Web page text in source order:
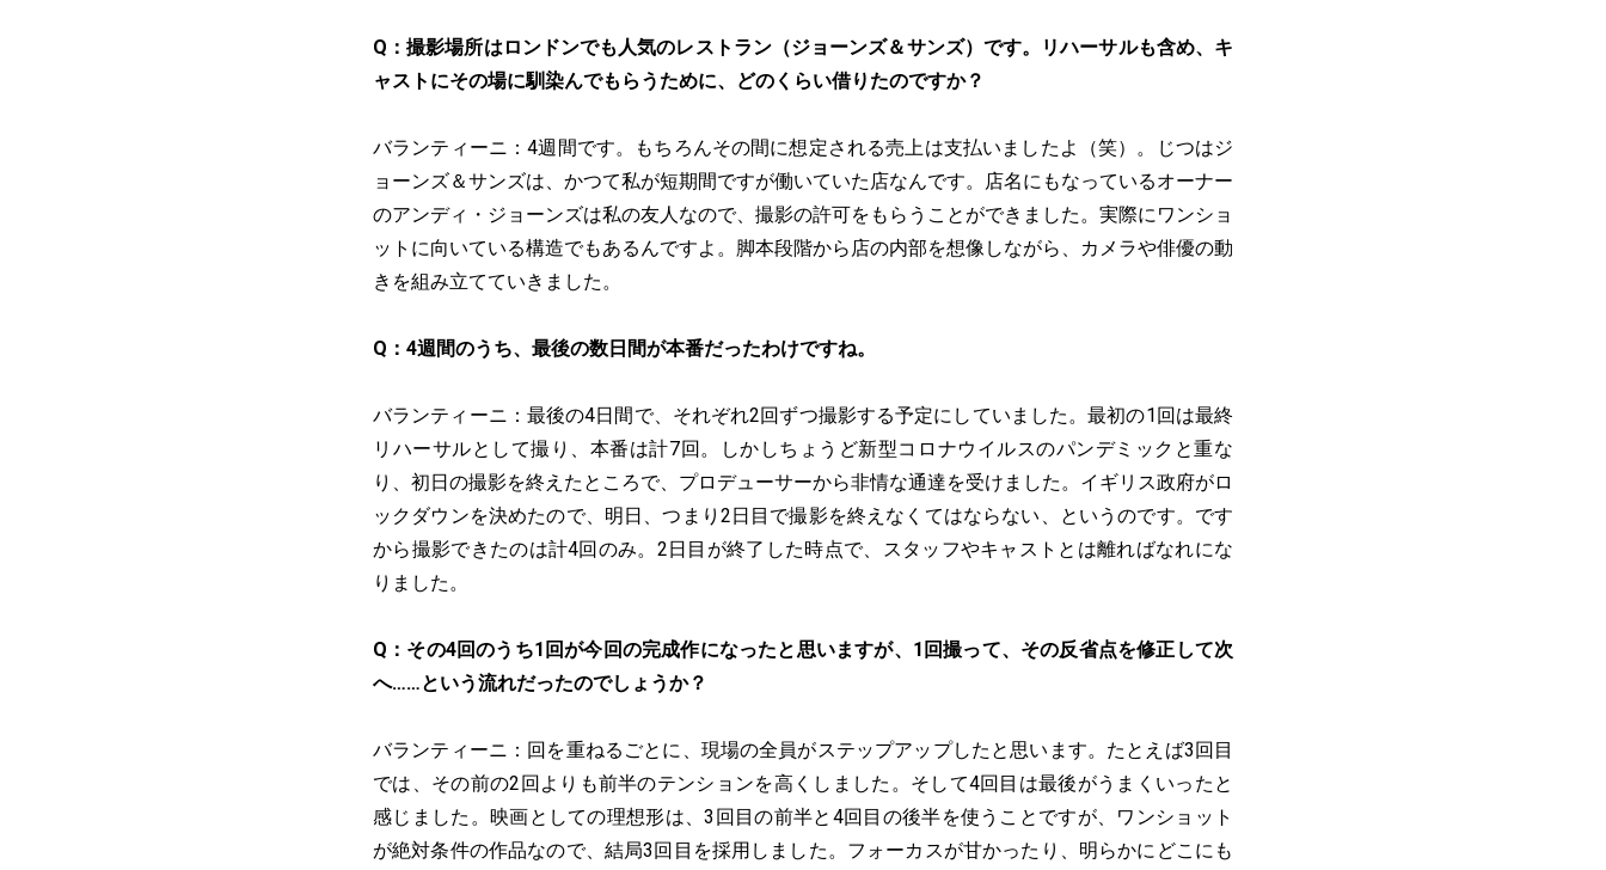
Q：撮影場所はロンドンでも人気のレストラン（ジョーンズ＆サンズ）です。リハーサルも含め、キ
ャストにその場に馴染んでもらうために、どのくらい借りたのですか？
バランティーニ：4週間です。もちろんその間に想定される売上は支払いましたよ（笑）。じつはジ
ョーンズ＆サンズは、かつて私が短期間ですが働いていた店なんです。店名にもなっているオーナー
のアンディ・ジョーンズは私の友人なので、撮影の許可をもらうことができました。実際にワンショ
ットに向いている構造でもあるんですよ。脚本段階から店の内部を想像しながら、カメラや俳優の動
きを組み立てていきました。
Q：4週間のうち、最後の数日間が本番だったわけですね。
バランティーニ：最後の4日間で、それぞれ2回ずつ撮影する予定にしていました。最初の1回は最終
リハーサルとして撮り、本番は計7回。しかしちょうど新型コロナウイルスのパンデミックと重な
り、初日の撮影を終えたところで、プロデューサーから非情な通達を受けました。イギリス政府がロ
ックダウンを決めたので、明日、つまり2日目で撮影を終えなくてはならない、というのです。です
から撮影できたのは計4回のみ。2日目が終了した時点で、スタッフやキャストとは離ればなれにな
りました。
Q：その4回のうち1回が今回の完成作になったと思いますが、1回撮って、その反省点を修正して次
へ……という流れだったのでしょうか？
バランティーニ：回を重ねるごとに、現場の全員がステップアップしたと思います。たとえば3回目
では、その前の2回よりも前半のテンションを高くしました。そして4回目は最後がうまくいったと
感じました。映画としての理想形は、3回目の前半と4回目の後半を使うことですが、ワンショット
が絶対条件の作品なので、結局3回目を採用しました。フォーカスが甘かったり、明らかにどこにも